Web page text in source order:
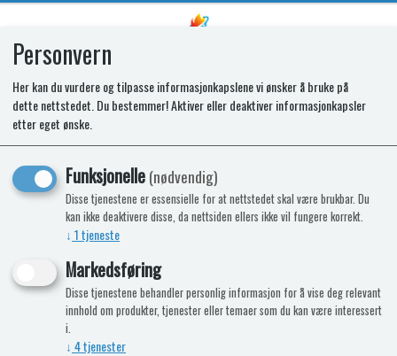
SPARE OVEN DOOR ENIGMA SIDE
OPEN BK
Personvern
Her kan du vurdere og tilpasse informasjonkapslene vi ønsker å bruke på
dette nettstedet. Du bestemmer! Aktiver eller deaktiver informasjonkapsler
etter eget ønske.
Funksjonelle(nødvendig)
Disse tjenestene er essensielle for at nettstedet skal være brukbar. Du
kan ikke deaktivere disse, da nettsiden ellers ikke vil fungere korrekt.
↓ 1tjeneste
Markedsføring
Disse tjenestene behandler personlig informasjon for å vise deg relevant
innhold om produkter, tjenester eller temaer som du kan være interessert
i.
↓ 4tjenester